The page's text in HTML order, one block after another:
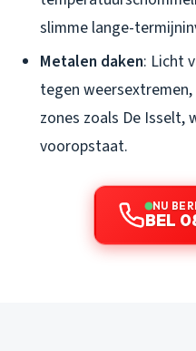
slimme lange-
Metalen daken: Licht
tegen
zones zoals De
vooropstaat.
NU
BEL